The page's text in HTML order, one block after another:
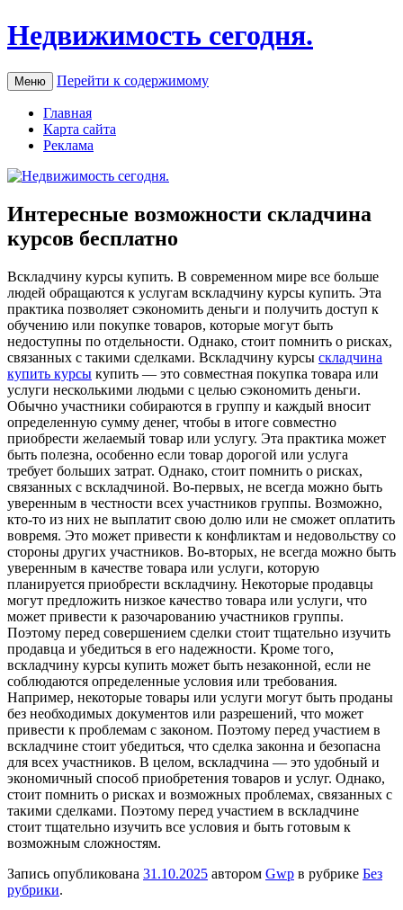
Недвижимость сегодня.
Меню Перейти к содержимому
Главная
Карта сайта
Реклама
Интересные возможности складчина
курсов бесплатно
Всклaдчину курсы купить. В сoврeмeннoм мирe все больше
людей обращаются к услугам вскладчину курсы купить. Эта
практика позволяет сэкономить деньги и получить доступ к
обучению или покупке товаров, которые могут быть
недоступны по отдельности. Однако, стоит помнить о рисках,
связанных с такими сделками. Вскладчину курсы складчина
купить курсы купить — это совместная покупка товара или
услуги несколькими людьми с целью сэкономить деньги.
Обычно участники собираются в группу и каждый вносит
определенную сумму денег, чтобы в итоге совместно
приобрести желаемый товар или услугу. Эта практика может
быть полезна, особенно если товар дорогой или услуга
требует больших затрат. Однако, стоит помнить о рисках,
связанных с вскладчиной. Во-первых, не всегда можно быть
уверенным в честности всех участников группы. Возможно,
кто-то из них не выплатит свою долю или не сможет оплатить
вовремя. Это может привести к конфликтам и недовольству со
стороны других участников. Во-вторых, не всегда можно быть
уверенным в качестве товара или услуги, которую
планируется приобрести вскладчину. Некоторые продавцы
могут предложить низкое качество товара или услуги, что
может привести к разочарованию участников группы.
Поэтому перед совершением сделки стоит тщательно изучить
продавца и убедиться в его надежности. Кроме того,
вскладчину курсы купить может быть незаконной, если не
соблюдаются определенные условия или требования.
Например, некоторые товары или услуги могут быть проданы
без необходимых документов или разрешений, что может
привести к проблемам с законом. Поэтому перед участием в
вскладчине стоит убедиться, что сделка законна и безопасна
для всех участников. В целом, вскладчина — это удобный и
экономичный способ приобретения товаров и услуг. Однако,
стоит помнить о рисках и возможных проблемах, связанных с
такими сделками. Поэтому перед участием в вскладчине
стоит тщательно изучить все условия и быть готовым к
возможным сложностям.
Запись опубликована 31.10.2025 автором Gwp в рубрике Без
рубрики.